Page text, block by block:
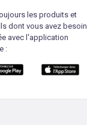
les produits et
dont vous avez besoin
avec l'application
: